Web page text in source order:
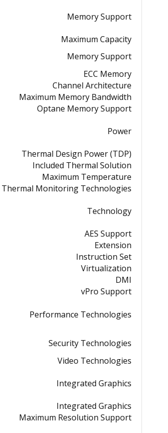
Memory Support
Maximum Capacity
Memory Support
ECC Memory
Channel Architecture
Maximum Memory Bandwidth
Optane Memory Support
Power
Thermal Design Power (TDP)
Included Thermal Solution
Maximum Temperature
Thermal Monitoring Technologies
Technology
AES Support
Extension
Instruction Set
Virtualization
DMI
vPro Support
Performance Technologies
Security Technologies
Video Technologies
Integrated Graphics
Integrated Graphics
Maximum Resolution Support